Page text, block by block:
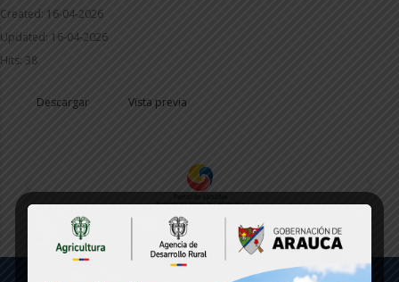
Created: 16-04-2026
Updated: 16-04-2026
Hits: 38
Descargar Vista previa